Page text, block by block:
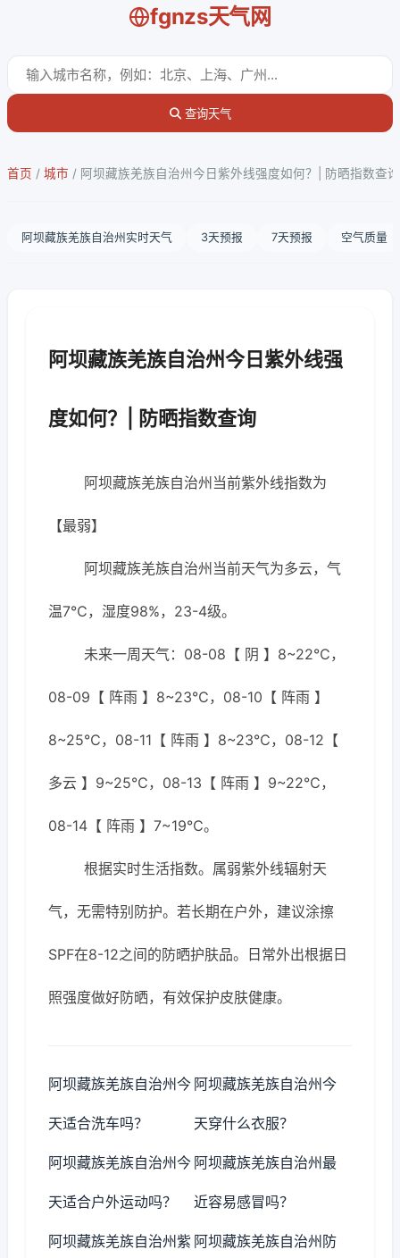
fgnzs天气网
查询天气
首页 / 城市 / 阿坝藏族羌族自治州今日紫外线强度如何？| 防晒指数查询
阿坝藏族羌族自治州实时天气 3天预报 7天预报 空气质量
阿坝藏族羌族自治州今日紫外线强
度如何？| 防晒指数查询
阿坝藏族羌族自治州当前紫外线指数为
【最弱】
阿坝藏族羌族自治州当前天气为多云，气
温7℃，湿度98%，23-4级。
未来一周天气：08-08【 阴 】8~22℃，
08-09【 阵雨 】8~23℃，08-10【 阵雨 】
8~25℃，08-11【 阵雨 】8~23℃，08-12【
多云 】9~25℃，08-13【 阵雨 】9~22℃，
08-14【 阵雨 】7~19℃。
根据实时生活指数。属弱紫外线辐射天
气，无需特别防护。若长期在户外，建议涂擦
SPF在8-12之间的防晒护肤品。日常外出根据日
照强度做好防晒，有效保护皮肤健康。
阿坝藏族羌族自治州今
天适合洗车吗？
阿坝藏族羌族自治州今
天穿什么衣服？
阿坝藏族羌族自治州今
天适合户外运动吗？
阿坝藏族羌族自治州最
近容易感冒吗？
阿坝藏族羌族自治州紫 阿坝藏族羌族自治州防